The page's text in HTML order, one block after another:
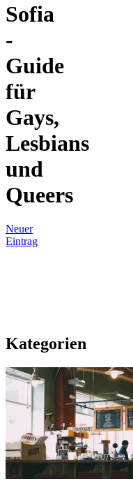
Sofia
-
Guide
für
Gays,
Lesbians
und
Queers
Neuer
Eintrag
Kategorien